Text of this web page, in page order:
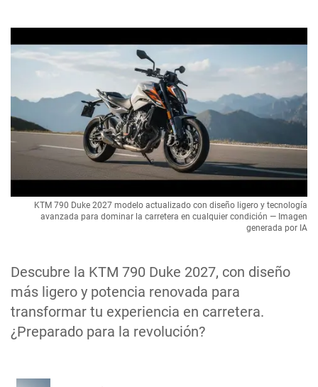
Descubre la KTM 790 Duke 2027, con diseño
más ligero y potencia renovada para
transformar tu experiencia en carretera.
¿Preparado para la revolución?
KTM 790 Duke 2027 modelo actualizado con diseño ligero y tecnología
avanzada para dominar la carretera en cualquier condición — Imagen
generada por IA